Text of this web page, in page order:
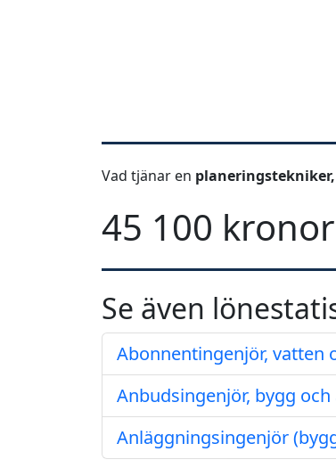
Vad tjänar en
45 100 kronor
Se även
Abonnentingenjör, vatten
Anbudsingenjör, bygg
Anläggningsingenjör